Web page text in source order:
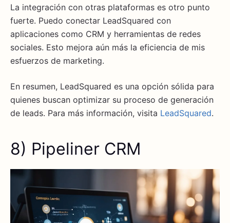
La integración con otras plataformas es otro punto
fuerte. Puedo conectar LeadSquared con
aplicaciones como CRM y herramientas de redes
sociales. Esto mejora aún más la eficiencia de mis
esfuerzos de marketing.
En resumen, LeadSquared es una opción sólida para
quienes buscan optimizar su proceso de generación
de leads. Para más información, visita LeadSquared.
8) Pipeliner CRM